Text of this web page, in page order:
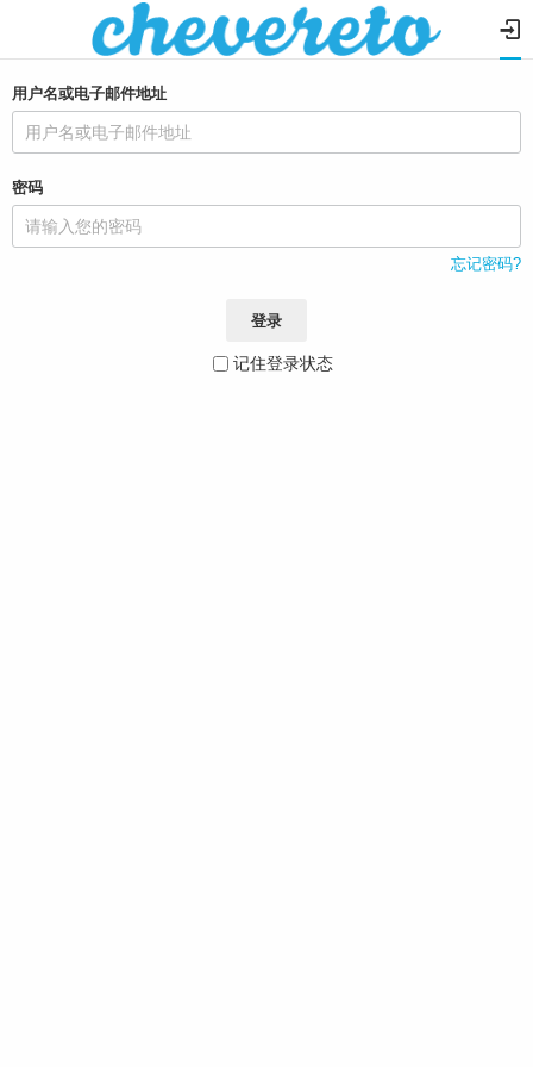
用户名或电子邮件地址
密码
忘记密码?
登录
记住登录状态